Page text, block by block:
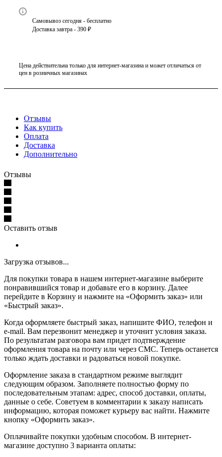
Самовывоз сегодня - бесплатно
Доставка завтра - 390 ₽
Цена действительна только для интернет-магазина и может отличаться от
цен в розничных магазинах
Отзывы
Как купить
Оплата
Доставка
Дополнительно
Отзывы
Оставить отзыв
Загрузка отзывов...
Для покупки товара в нашем интернет-магазине выберите
понравившийся товар и добавьте его в корзину. Далее
перейдите в Корзину и нажмите на «Оформить заказ» или
«Быстрый заказ».
Когда оформляете быстрый заказ, напишите ФИО, телефон и
e-mail. Вам перезвонит менеджер и уточнит условия заказа.
По результатам разговора вам придет подтверждение
оформления товара на почту или через СМС. Теперь останется
только ждать доставки и радоваться новой покупке.
Оформление заказа в стандартном режиме выглядит
следующим образом. Заполняете полностью форму по
последовательным этапам: адрес, способ доставки, оплаты,
данные о себе. Советуем в комментарии к заказу написать
информацию, которая поможет курьеру вас найти. Нажмите
кнопку «Оформить заказ».
Оплачивайте покупки удобным способом. В интернет-
магазине доступно 3 варианта оплаты: